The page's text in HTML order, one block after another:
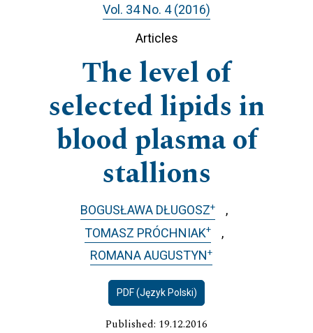
Vol. 34 No. 4 (2016)
Articles
The level of
selected lipids in
blood plasma of
stallions
BOGUSŁAWA DŁUGOSZ+
TOMASZ PRÓCHNIAK+
ROMANA AUGUSTYN+
PDF (Język Polski)
Published: 19.12.2016